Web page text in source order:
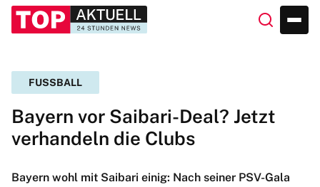
FUSSBALL
Bayern vor Saibari-Deal? Jetzt
verhandeln die Clubs
Bayern wohl mit Saibari einig: Nach seiner PSV-Gala